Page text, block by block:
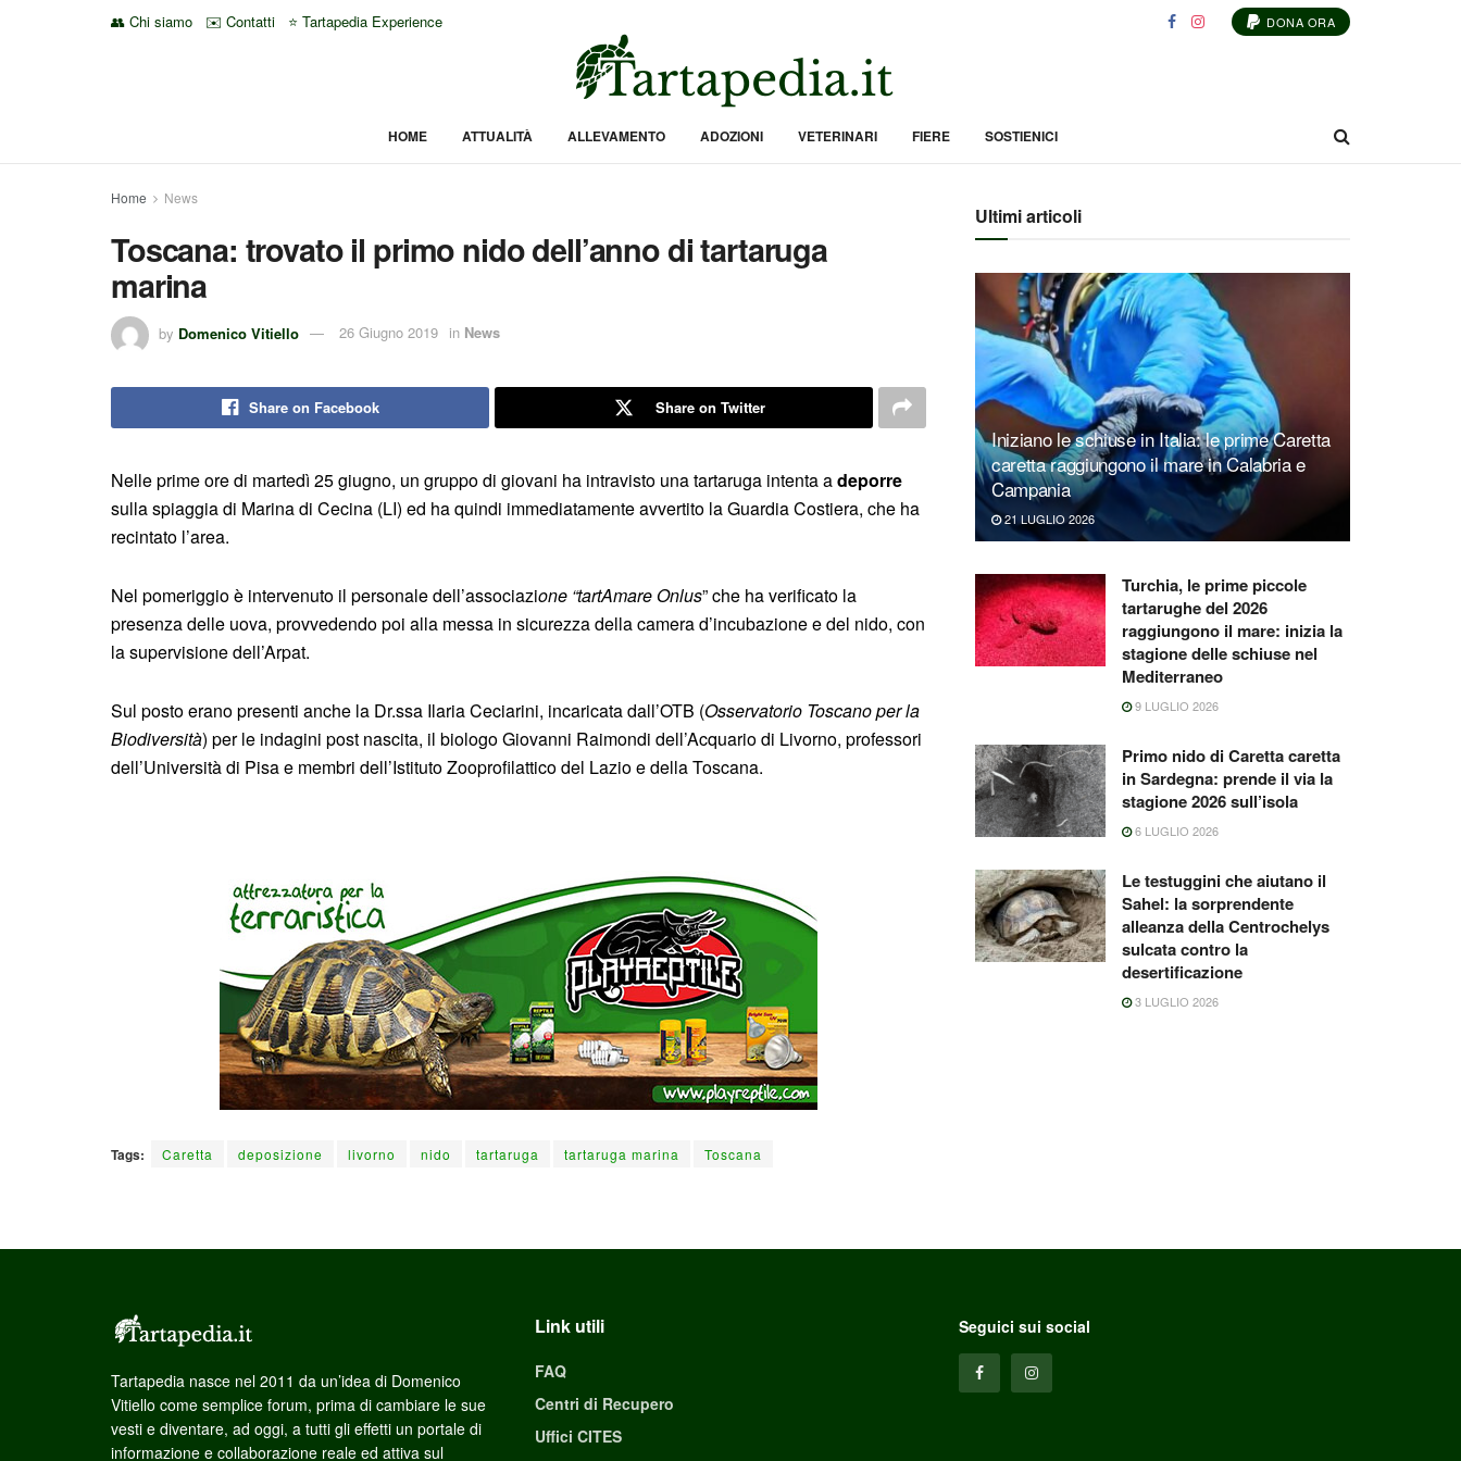
👥 Chi siamo ✉️ Contatti ⭐ Tartapedia Experience DONA ORA
HOME ATTUALITÀ ALLEVAMENTO ADOZIONI VETERINARI FIERE SOSTIENICI
Home News
Toscana: trovato il primo nido dell’anno di tartaruga
marina
by Domenico Vitiello 26 Giugno 2019 in News
Share on Facebook Share on Twitter
Nelle prime ore di martedì 25 giugno, un gruppo di giovani ha intravisto una tartaruga intenta adeporre
sulla spiaggia di Marina di Cecina (LI) ed ha quindi immediatamente avvertito la Guardia Costiera, che ha
recintato l’area.
Nel pomeriggio è intervenuto il personale dell’associazione “tartAmare Onlus” che ha verificato la
presenza delle uova, provvedendo poi alla messa in sicurezza della camera d’incubazione e del nido, con
la supervisione dell’Arpat.
Sul posto erano presenti anche la Dr.ssa Ilaria Ceciarini, incaricata dall’OTB (Osservatorio Toscano per la
Biodiversità) per le indagini post nascita, il biologo Giovanni Raimondi dell’Acquario di Livorno, professori
dell’Università di Pisa e membri dell’Istituto Zooprofilattico del Lazio e della Toscana.
Tags: Caretta deposizione livorno nido tartaruga tartaruga marina Toscana
Ultimi articoli
Iniziano le schiuse in Italia: le prime Caretta
caretta raggiungono il mare in Calabria e
Campania
21 LUGLIO 2026
Turchia, le prime piccole
tartarughe del 2026
raggiungono il mare: inizia la
stagione delle schiuse nel
Mediterraneo
9 LUGLIO 2026
Primo nido di Caretta caretta
in Sardegna: prende il via la
stagione 2026 sull’isola
6 LUGLIO 2026
Le testuggini che aiutano il
Sahel: la sorprendente
alleanza della Centrochelys
sulcata contro la
desertificazione
3 LUGLIO 2026
Tartapedia nasce nel 2011 da un’idea di Domenico
Vitiello come semplice forum, prima di cambiare le sue
vesti e diventare, ad oggi, a tutti gli effetti un portale di
informazione e collaborazione reale ed attiva sul
Link utili
FAQ
Centri di Recupero
Uffici CITES
Seguici sui social